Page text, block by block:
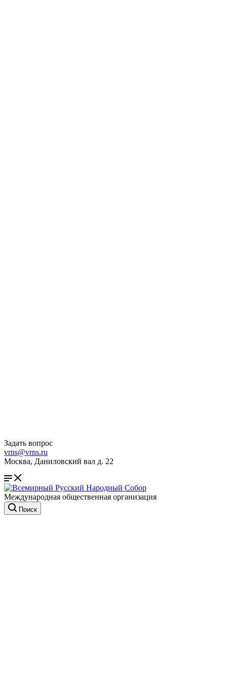
Задать вопрос
vrns@vrns.ru
Москва, Даниловский вал д. 22
Международная общественная организация
Поиск